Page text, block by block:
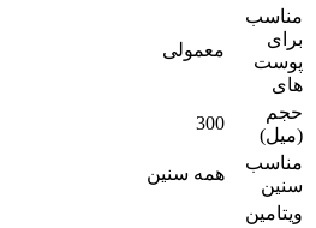
مناسب
برای
پوست
های
معمولی
حجم
(میل)
300
مناسب
سنین
همه سنین
ویتامین